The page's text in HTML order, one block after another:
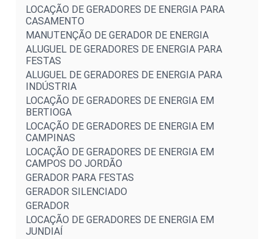
LOCAÇÃO DE GERADORES DE ENERGIA PARA
CASAMENTO
MANUTENÇÃO DE GERADOR DE ENERGIA
ALUGUEL DE GERADORES DE ENERGIA PARA
FESTAS
ALUGUEL DE GERADORES DE ENERGIA PARA
INDÚSTRIA
LOCAÇÃO DE GERADORES DE ENERGIA EM
BERTIOGA
LOCAÇÃO DE GERADORES DE ENERGIA EM
CAMPINAS
LOCAÇÃO DE GERADORES DE ENERGIA EM
CAMPOS DO JORDÃO
GERADOR PARA FESTAS
GERADOR SILENCIADO
GERADOR
LOCAÇÃO DE GERADORES DE ENERGIA EM
JUNDIAÍ